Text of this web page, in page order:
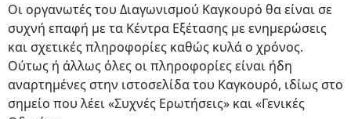
Οι οργανωτές του Διαγωνισμού Καγκουρό θα είναι σε
συχνή επαφή με τα Κέντρα Εξέτασης με ενημερώσεις
και σχετικές πληροφορίες καθώς κυλά ο χρόνος.
Ούτως ή άλλως όλες οι πληροφορίες είναι ήδη
αναρτημένες στην ιστοσελίδα του Καγκουρό, ιδίως στο
σημείο που λέει «Συχνές Ερωτήσεις» και «Γενικές